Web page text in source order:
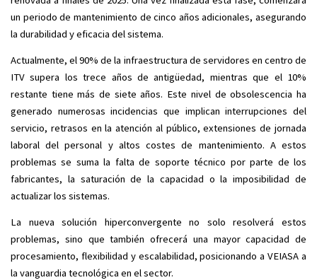
un periodo de mantenimiento de cinco años adicionales, asegurando
la durabilidad y eficacia del sistema.
Actualmente, el 90% de la infraestructura de servidores en centro de
ITV supera los trece años de antigüedad, mientras que el 10%
restante tiene más de siete años. Este nivel de obsolescencia ha
generado numerosas incidencias que implican interrupciones del
servicio, retrasos en la atención al público, extensiones de jornada
laboral del personal y altos costes de mantenimiento. A estos
problemas se suma la falta de soporte técnico por parte de los
fabricantes, la saturación de la capacidad o la imposibilidad de
actualizar los sistemas.
La nueva solución hiperconvergente no solo resolverá estos
problemas, sino que también ofrecerá una mayor capacidad de
procesamiento, flexibilidad y escalabilidad, posicionando a VEIASA a
la vanguardia tecnológica en el sector.